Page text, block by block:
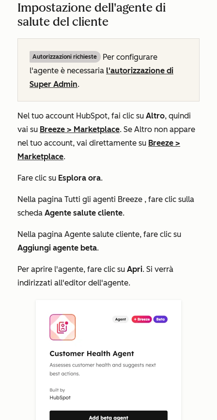
Impostazione dell'agente di
salute del cliente
Autorizzazioni richieste
Per configurare
l'agente è necessaria l'autorizzazione di
Super Admin.
Nel tuo account HubSpot, fai clic su Altro, quindi
vai su Breeze > Marketplace. Se Altro non appare
nel tuo account, vai direttamente su Breeze >
Marketplace.
Fare clic su Esplora ora.
Nella pagina Tutti gli agenti Breeze , fare clic sulla
scheda Agente salute cliente.
Nella pagina Agente salute cliente, fare clic su
Aggiungi agente beta.
Per aprire l'agente, fare clic su Apri. Si verrà
indirizzati all'editor dell'agente.